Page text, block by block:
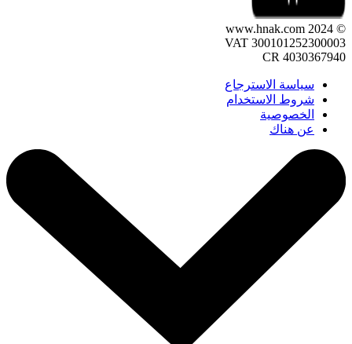
© 2024 www.hnak.com
VAT 300101252300003
CR 4030367940
سياسة الاسترجاع
شروط الاستخدام
الخصوصية
عن هناك